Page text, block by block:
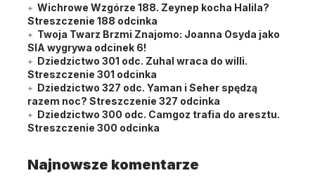
Wichrowe Wzgórze 188. Zeynep kocha Halila?
Streszczenie 188 odcinka
Twoja Twarz Brzmi Znajomo: Joanna Osyda jako
SIA wygrywa odcinek 6!
Dziedzictwo 301 odc. Zuhal wraca do willi.
Streszczenie 301 odcinka
Dziedzictwo 327 odc. Yaman i Seher spędzą
razem noc? Streszczenie 327 odcinka
Dziedzictwo 300 odc. Camgoz trafia do aresztu.
Streszczenie 300 odcinka
Najnowsze komentarze